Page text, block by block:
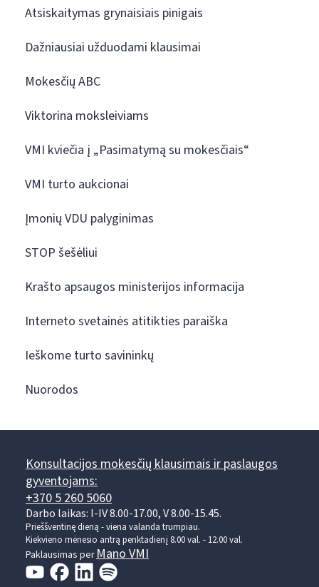
Atsiskaitymas grynaisiais pinigais
Dažniausiai užduodami klausimai
Mokesčių ABC
Viktorina moksleiviams
VMI kviečia į „Pasimatymą su mokesčiais“
VMI turto aukcionai
Įmonių VDU palyginimas
STOP šešėliui
Krašto apsaugos ministerijos informacija
Interneto svetainės atitikties paraiška
Ieškome turto savininkų
Nuorodos
Konsultacijos mokesčių klausimais ir paslaugos
gyventojams:
+370 5 260 5060
Darbo laikas: I-IV 8.00-17.00, V 8.00-15.45.
Prieššventinę dieną - viena valanda trumpiau.
Kiekvieno mėnesio antrą penktadienį 8.00 val. - 12.00 val.
Paklausimas perMano VMI